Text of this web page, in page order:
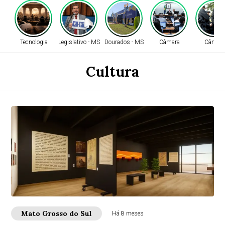
Tecnologia Legislativo - MS Dourados - MS Câmara Câmara
Cultura
Mato Grosso do Sul Há 8 meses